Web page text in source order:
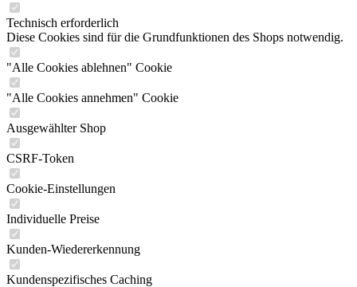
Technisch erforderlich
Diese Cookies sind für die Grundfunktionen des Shops notwendig.
"Alle Cookies ablehnen" Cookie
"Alle Cookies annehmen" Cookie
Ausgewählter Shop
CSRF-Token
Cookie-Einstellungen
Individuelle Preise
Kunden-Wiedererkennung
Kundenspezifisches Caching